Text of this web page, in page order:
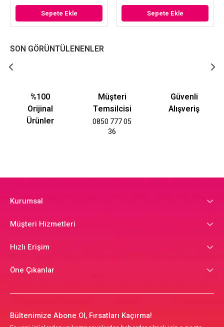
Sepete Ekle Sepete Ekle
SON GÖRÜNTÜLENENLER
%100
Orijinal
Ürünler
Müşteri
Temsilcisi
0850 777 05
36
Güvenli
Alışveriş
Kurumsal
Müşteri Hizmetleri
Hızlı Erişim
Öne Çıkanlar
Bültenimize Abone Ol, Fırsatları Kaçırma!